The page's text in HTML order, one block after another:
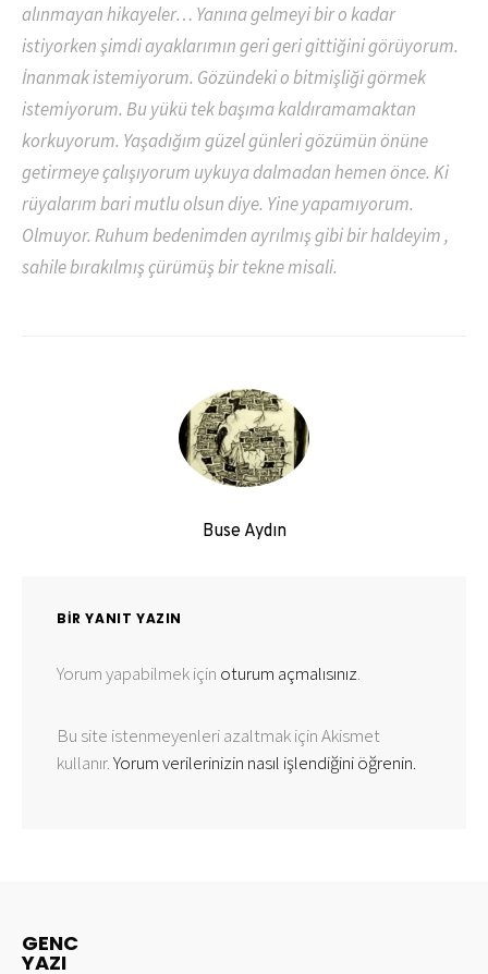
alınmayan hikayeler… Yanına gelmeyi bir o kadar
istiyorken şimdi ayaklarımın geri geri gittiğini görüyorum.
İnanmak istemiyorum. Gözündeki o bitmişliği görmek
istemiyorum. Bu yükü tek başıma kaldıramamaktan
korkuyorum. Yaşadığım güzel günleri gözümün önüne
getirmeye çalışıyorum uykuya dalmadan hemen önce. Ki
rüyalarım bari mutlu olsun diye. Yine yapamıyorum.
Olmuyor. Ruhum bedenimden ayrılmış gibi bir haldeyim ,
sahile bırakılmış çürümüş bir tekne misali.
Buse Aydın
BIR YANIT YAZIN
Yorum yapabilmek için oturum açmalısınız.
Bu site istenmeyenleri azaltmak için Akismet
kullanır.Yorum verilerinizin nasıl işlendiğini öğrenin.
GENC
YAZI